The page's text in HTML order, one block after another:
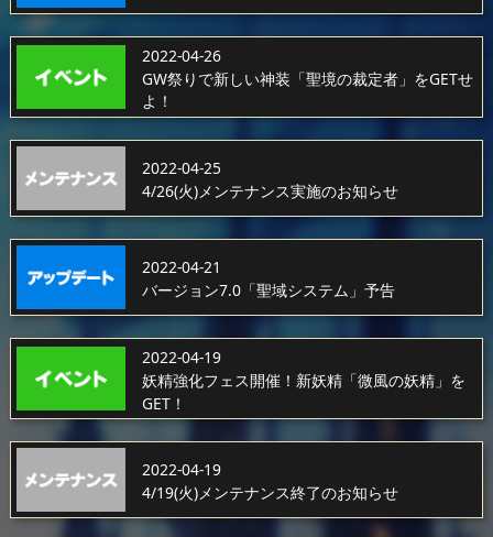
2022-04-26
GW祭りで新しい神装「聖境の裁定者」をGETせ
よ！
2022-04-25
4/26(火)メンテナンス実施のお知らせ
2022-04-21
バージョン7.0「聖域システム」予告
2022-04-19
妖精強化フェス開催！新妖精「微風の妖精」を
GET！
2022-04-19
4/19(火)メンテナンス終了のお知らせ